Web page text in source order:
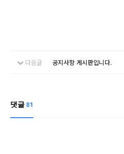
다음글 공지사항 게시판입니다.
댓글81